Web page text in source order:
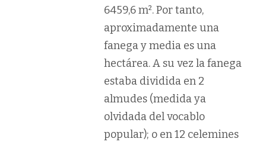
6459,6 m². Por tanto,
aproximadamente una
fanega y media es una
hectárea. A su vez la fanega
estaba dividida en 2
almudes (medida ya
olvidada del vocablo
popular); o en 12 celemines